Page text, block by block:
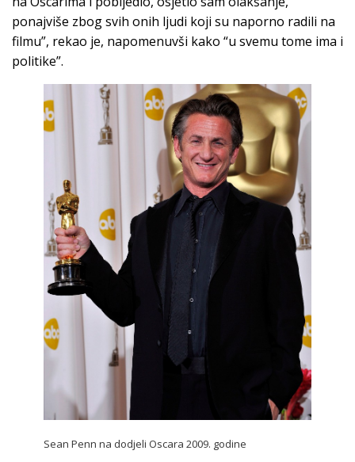
ponajviše zbog svih onih ljudi koji su naporno radili na
filmu”, rekao je, napomenuvši kako “u svemu tome ima i
politike”.
Sean Penn na dodjeli Oscara 2009. godine